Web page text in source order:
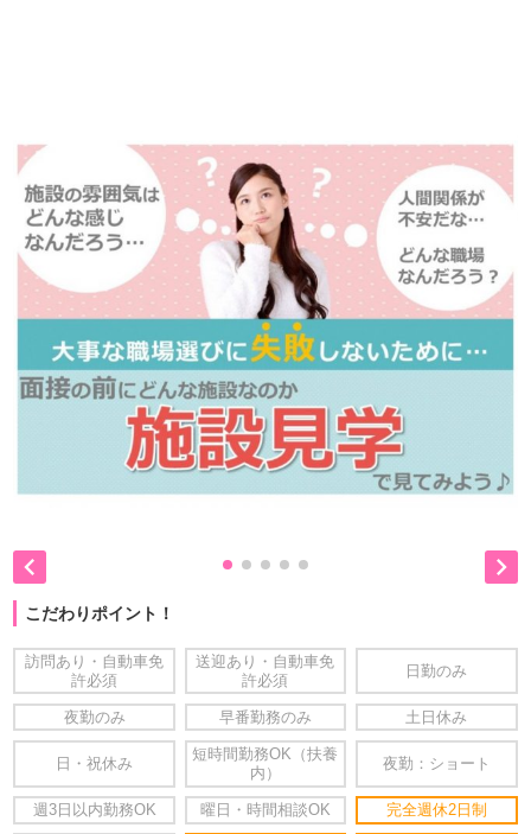
 
こだわりポイント！
訪問あり・自動車免
許必須
送迎あり・自動車免
許必須
日勤のみ
夜勤のみ 早番勤務のみ 土日休み
日・祝休み
短時間勤務OK（扶養
内）
夜勤：ショート
週3日以内勤務OK 曜日・時間相談OK 完全週休2日制